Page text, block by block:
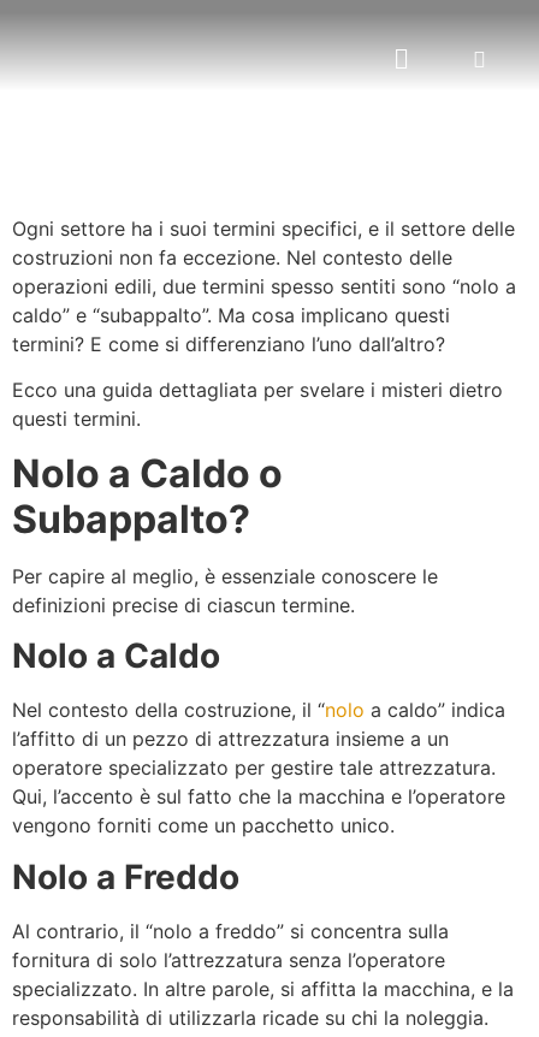
Ogni settore ha i suoi termini specifici, e il settore delle
costruzioni non fa eccezione. Nel contesto delle
operazioni edili, due termini spesso sentiti sono “nolo a
caldo” e “subappalto”. Ma cosa implicano questi
termini? E come si differenziano l’uno dall’altro?
Ecco una guida dettagliata per svelare i misteri dietro
questi termini.
Nolo a Caldo o
Subappalto?
Per capire al meglio, è essenziale conoscere le
definizioni precise di ciascun termine.
Nolo a Caldo
Nel contesto della costruzione, il “nolo a caldo” indica
l’affitto di un pezzo di attrezzatura insieme a un
operatore specializzato per gestire tale attrezzatura.
Qui, l’accento è sul fatto che la macchina e l’operatore
vengono forniti come un pacchetto unico.
Nolo a Freddo
Al contrario, il “nolo a freddo” si concentra sulla
fornitura di solo l’attrezzatura senza l’operatore
specializzato. In altre parole, si affitta la macchina, e la
responsabilità di utilizzarla ricade su chi la noleggia.